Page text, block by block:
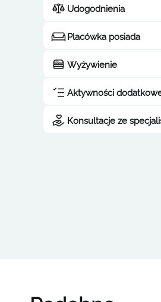
Udogodnienia
Placówka posiada
Wyżywienie
Aktywności
Konsultacje ze